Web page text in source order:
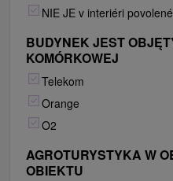
NIE JE v interiéri povolené
BUDYNEK JEST
KOMÓRKOWEJ
Telekom
Orange
O2
AGROTURYSTYKA W
OBIEKTU